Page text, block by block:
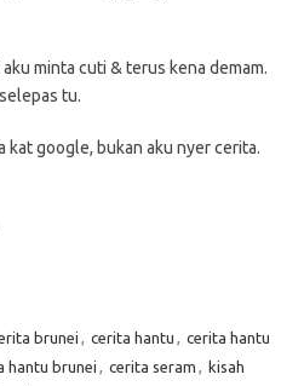
minta cuti & terus kena demam.
tu.
kat google, bukan aku nyer cerita.
brunei , cerita hantu , cerita hantu
hantu brunei , cerita seram , kisah